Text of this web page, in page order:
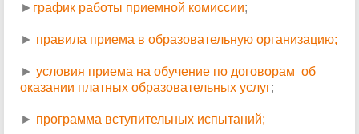
► график работы приемной комиссии;
► правила приема в образовательную организацию;
► условия приема на обучение по договорам об
оказании платных образовательных услуг;
► программа вступительных испытаний;